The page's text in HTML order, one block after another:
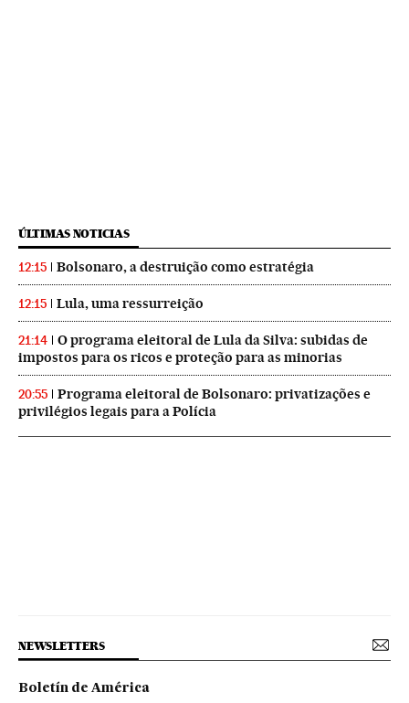
ÚLTIMAS NOTICIAS
12:15 Bolsonaro, a destruição como estratégia
12:15 Lula, uma ressurreição
21:14
O programa eleitoral de Lula da Silva: subidas de
impostos para os ricos e proteção para as minorias
20:55
Programa eleitoral de Bolsonaro: privatizações e
privilégios legais para a Polícia
NEWSLETTERS
Boletín de América